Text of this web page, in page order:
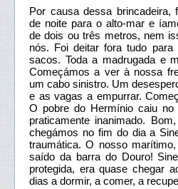
Por causa dessa brincadeira,
de noite para o alto-mar e
de dois ou três metros, nem
nós. Foi deitar fora tudo
sacos. Toda a madrugada e
Começámos a ver à nossa
um cabo sinistro. Um
e as vagas a empurrar.
O pobre do Hermínio caiu
praticamente inanimado.
chegámos no fim do dia a
traumática. O nosso
saído da barra do Douro!
protegida, era quase chegar
dias a dormir, a comer, a